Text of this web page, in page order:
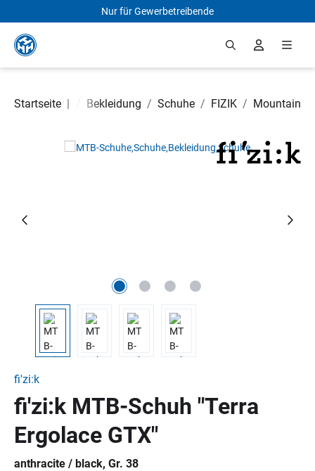
Zum Hauptinhalt springen
Nur für Gewerbetreibende
Startseite |
Fahrradteile Bekleidung / Schuhe / FIZIK / Mountain
Bildergalerie überspringen
fi'zi:k
fi'zi:k MTB-Schuh "Terra
Ergolace GTX"
anthracite / black, Gr. 38